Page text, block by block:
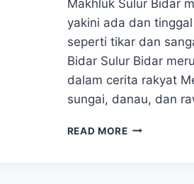
Makhluk Sulur Bidar
yakini ada dan
seperti tikar dan
Bidar Sulur Bidar
dalam cerita rakyat
sungai, danau, dan
READ MORESULUR